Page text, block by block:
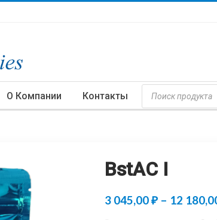
О Компании Контакты
Поиск
Товаров
BstAC I
3 045,00₽ – 12